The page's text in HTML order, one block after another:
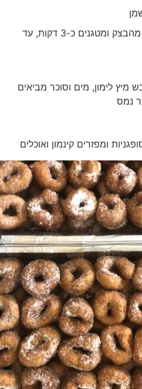
צובטים כדורים קטנים מהבצק ומטגנים כ-3 דקות, עד
לימון, מים וסוכר מביאים
ומפזרים קינמון ואוכלים